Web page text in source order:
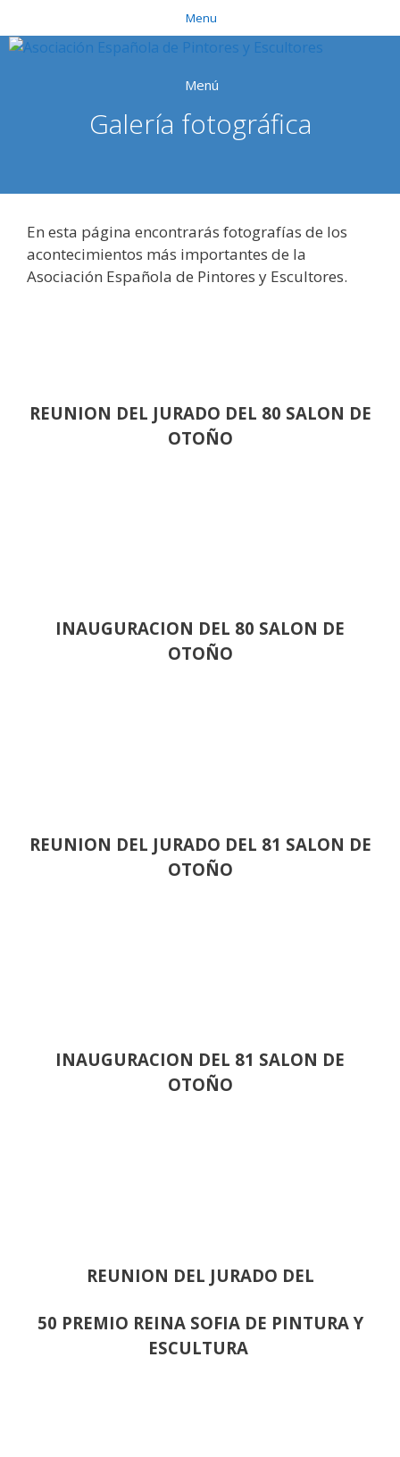
al
contenido
Menu
Menú
Galería fotográfica
En esta página encontrarás fotografías de los
acontecimientos más importantes de la
Asociación Española de Pintores y Escultores.
REUNION DEL JURADO DEL 80 SALON DE
OTOÑO
INAUGURACION DEL 80 SALON DE
OTOÑO
REUNION DEL JURADO DEL 81 SALON DE
OTOÑO
INAUGURACION DEL 81 SALON DE
OTOÑO
REUNION DEL JURADO DEL
50 PREMIO REINA SOFIA DE PINTURA Y
ESCULTURA